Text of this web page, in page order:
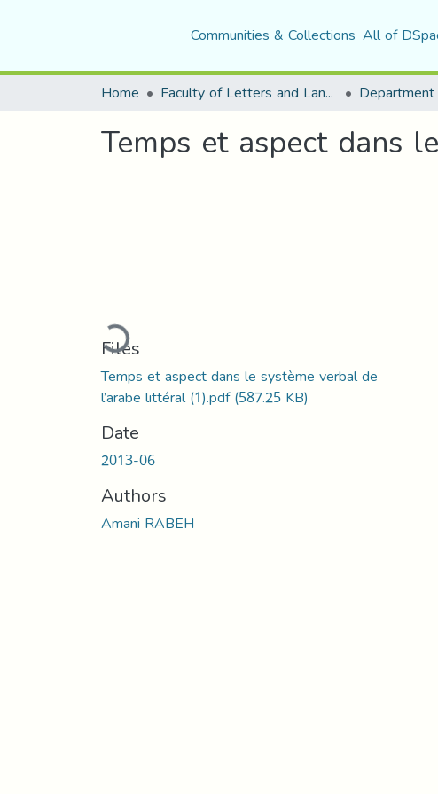
Communities & Collections All of
Home Faculty of Letters and Languages
Temps et aspect dans
Loading...
Files
Temps et aspect dans le système verbal de
l’arabe littéral (1).pdf(587.25 KB)
Date
2013-06
Authors
Amani RABEH